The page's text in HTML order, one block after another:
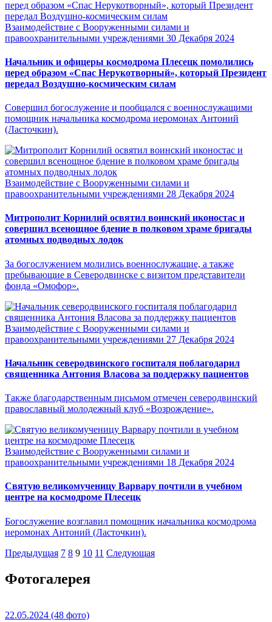
Взаимодействие с Вооруженными силами и
правоохранительными учреждениями 30 Декабря 2024
Начальник и офицеры космодрома Плесецк помолились
перед образом «Спас Нерукотворный», который Президент
передал Воздушно-космическим силам
Совершил богослужение и пообщался с военнослужащими
помощник начальника космодрома иеромонах Антоний
(Ласточкин).
Взаимодействие с Вооруженными силами и
правоохранительными учреждениями 28 Декабря 2024
Митрополит Корнилий освятил воинский иконостас и
совершил всенощное бдение в полковом храме бригады
атомных подводных лодок
За богослужением молились военнослужащие, а также
пребывающие в Северодвинске с визитом представители
фонда «Омофор».
Взаимодействие с Вооруженными силами и
правоохранительными учреждениями 27 Декабря 2024
Начальник северодвинского госпиталя поблагодарил
священника Антония Власова за поддержку пациентов
Также благодарственным письмом отмечен северодвинский
православный молодежный клуб «Возрождение».
Взаимодействие с Вооруженными силами и
правоохранительными учреждениями 18 Декабря 2024
Святую великомученицу Варвару почтили в учебном
центре на космодроме Плесецк
Богослужение возглавил помощник начальника космодрома
иеромонах Антоний (Ласточкин).
Предыдущая 7 8 9 10 11 Следующая
Фотогалерея
22.05.2024 (48 фото)